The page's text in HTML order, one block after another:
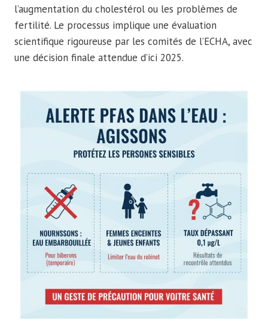
l’augmentation du cholestérol ou les problèmes de
fertilité. Le processus implique une évaluation
scientifique rigoureuse par les comités de l’ECHA, avec
une décision finale attendue d’ici 2025.